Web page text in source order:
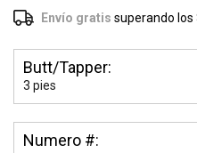
Envío gratis superando los
Butt/Tapper:
3 pies
Numero #: